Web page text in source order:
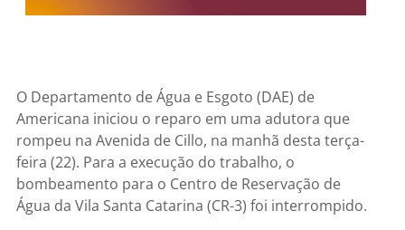
O Departamento de Água e Esgoto (DAE) de
Americana iniciou o reparo em uma adutora que
rompeu na Avenida de Cillo, na manhã desta terça-
feira (22). Para a execução do trabalho, o
bombeamento para o Centro de Reservação de
Água da Vila Santa Catarina (CR-3) foi interrompido.